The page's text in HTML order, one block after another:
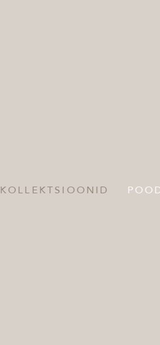
KOLLEKTSIOONID